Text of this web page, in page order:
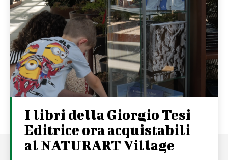
I libri della Giorgio Tesi
Editrice ora acquistabili
al NATURART Village